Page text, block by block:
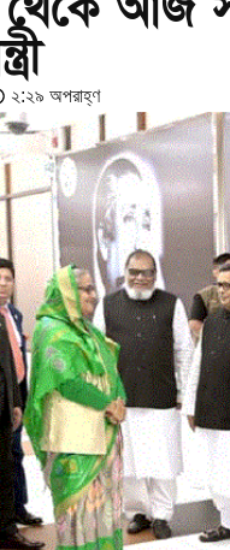
২:২৯ অপরাহ্ণ